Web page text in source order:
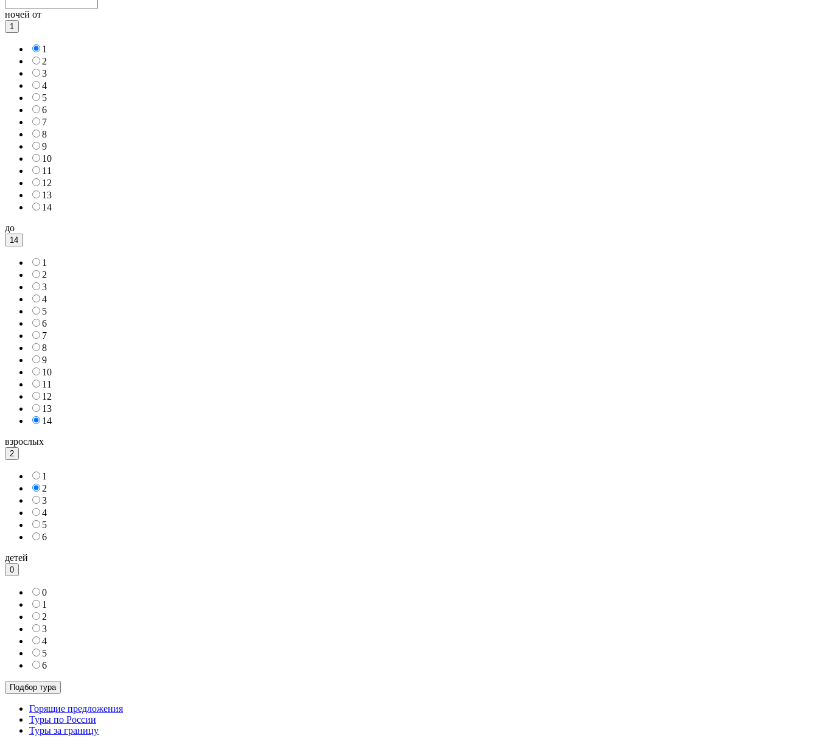
ночей от
1
1
2
3
4
5
6
7
8
9
10
11
12
13
14
до
14
1
2
3
4
5
6
7
8
9
10
11
12
13
14
взрослых
2
1
2
3
4
5
6
детей
0
0
1
2
3
4
5
6
Горящие предложения
Туры по России
Туры за границу